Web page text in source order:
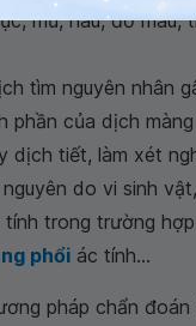
mủ, nâu, đỏ máu,
tìm nguyên nhân
phần của dịch
dịch tiết, làm xét
do vi sinh
trong trường hợp
phổi ác tính...
pháp chẩn